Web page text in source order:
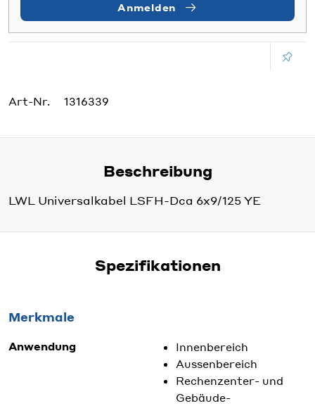
Anmelden
Art-Nr. 1316339
Beschreibung
LWL Universalkabel LSFH-Dca 6x9/125 YE
Spezifikationen
Merkmale
Anwendung
Innenbereich
Aussenbereich
Rechenzenter- und
Gebäude-